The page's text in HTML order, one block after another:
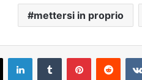
mettersi in proprio
X LinkedInTumblrPinterest